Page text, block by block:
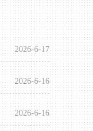
2026-6-17
2026-6-16
2026-6-16